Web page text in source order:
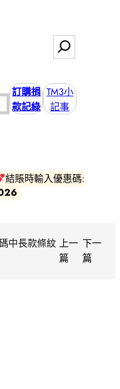
訂購捐
款記綠
TM3小
記事
結賬時輸入優惠碼:
中長款條紋 上一
篇
下一
篇